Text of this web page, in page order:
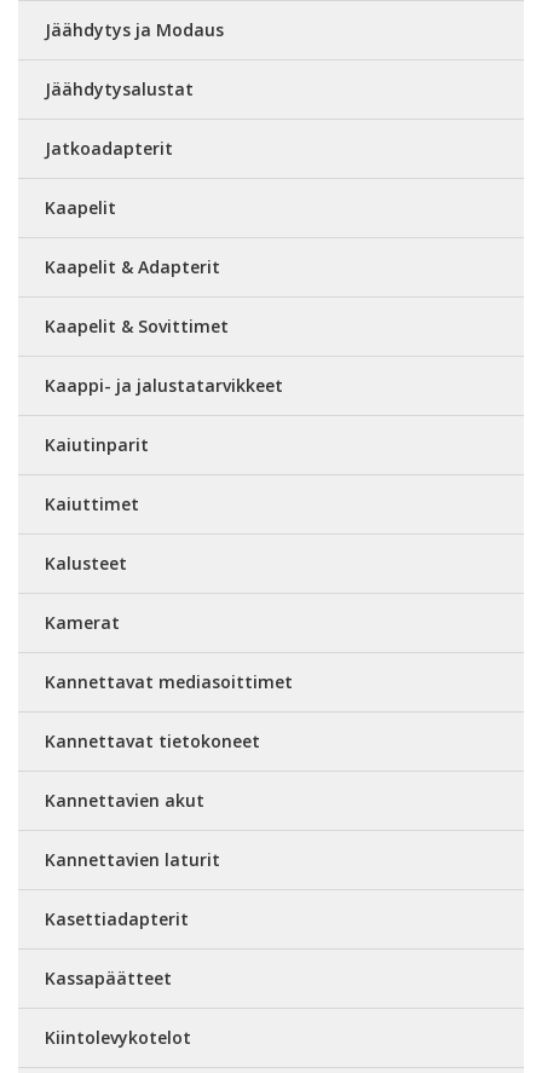
Jäähdytys ja Modaus
Jäähdytysalustat
Jatkoadapterit
Kaapelit
Kaapelit & Adapterit
Kaapelit & Sovittimet
Kaappi- ja jalustatarvikkeet
Kaiutinparit
Kaiuttimet
Kalusteet
Kamerat
Kannettavat mediasoittimet
Kannettavat tietokoneet
Kannettavien akut
Kannettavien laturit
Kasettiadapterit
Kassapäätteet
Kiintolevykotelot